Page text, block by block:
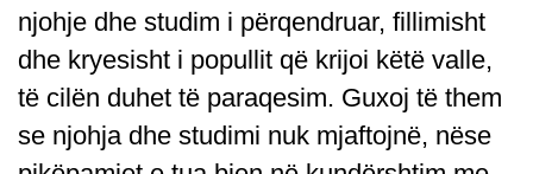
njohje dhe studim i përqendruar, fillimisht
dhe kryesisht i popullit që krijoi këtë valle,
të cilën duhet të paraqesim. Guxoj të them
se njohja dhe studimi nuk mjaftojnë, nëse